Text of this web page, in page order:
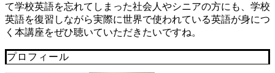
て学校英語を忘れてしまった社会人やシニアの方にも、学校
英語を復習しながら実際に世界で使われている英語が身につ
く本講座をぜひ聴いていただきたいですね。
プロフィール